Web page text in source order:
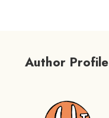
Author Profile